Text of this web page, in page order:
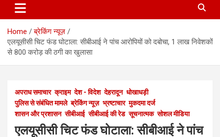
Home
ब्रेकिंग न्यूज़
एलयूसीसी चिट फंड घोटाला: सीबीआई ने पांच आरोपियों को दबोचा, 1 लाख निवेशकों
से 800 करोड़ की ठगी का खुलासा
अपराध समाचार क्राइम देश - विदेश देहरादून धोखाधड़ी
पुलिस से संबंधित मामले ब्रेकिंग न्यूज़ भ्रष्टाचार मुकदमा दर्ज
शासन और प्रशासन सीबीआई सीबीआई की रेड सूचनात्मक सोशल मीडिया
एलयूसीसी चिट फंड घोटाला: सीबीआई ने पांच